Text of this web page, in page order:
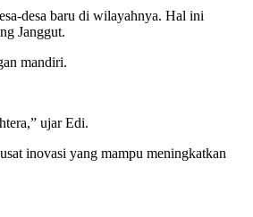
desa baru di wilayahnya. Hal ini
Janggut.
mandiri.
ujar Edi.
inovasi yang mampu meningkatkan